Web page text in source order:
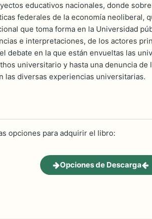
educativos nacionales, donde
federales de la economía neoliberal,
que toma forma en la Universidad
e interpretaciones, de los actores
debate en la que están envueltas las
universitario y hasta una denuncia
las diversas experiencias universitarias.
opciones para adquirir el libro:
Opciones de Descarga